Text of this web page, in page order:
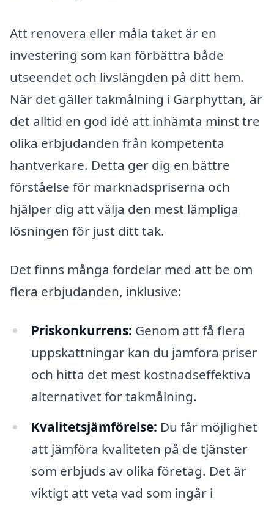
Att renovera eller måla taket är en
investering som kan förbättra både
utseendet och livslängden på ditt hem.
När det gäller takmålning i Garphyttan, är
det alltid en god idé att inhämta minst tre
olika erbjudanden från kompetenta
hantverkare. Detta ger dig en bättre
förståelse för marknadspriserna och
hjälper dig att välja den mest lämpliga
lösningen för just ditt tak.
Det finns många fördelar med att be om
flera erbjudanden, inklusive:
Priskonkurrens: Genom att få flera
uppskattningar kan du jämföra priser
och hitta det mest kostnadseffektiva
alternativet för takmålning.
Kvalitetsjämförelse: Du får möjlighet
att jämföra kvaliteten på de tjänster
som erbjuds av olika företag. Det är
viktigt att veta vad som ingår i